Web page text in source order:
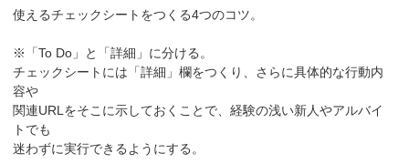
使えるチェックシートをつくる4つのコツ。
※「To Do」と「詳細」に分ける。
チェックシートには「詳細」欄をつくり、さらに具体的な行動内
容や
関連URLをそこに示しておくことで、経験の浅い新人やアルバイ
トでも
迷わずに実行できるようにする。